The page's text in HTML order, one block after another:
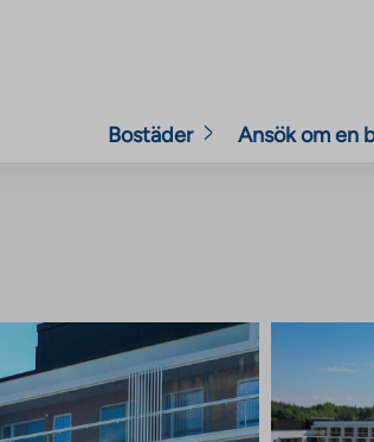
Bostäder Ansök om en